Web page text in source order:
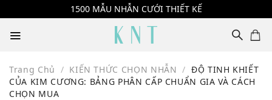
to
content
1500 MẪU NHẪN CƯỚI THIẾT KẾ
Trang Chủ / KIẾN THỨC CHỌN NHẪN / ĐỘ TINH KHIẾT
CỦA KIM CƯƠNG: BẢNG PHÂN CẤP CHUẨN GIA VÀ CÁCH
CHỌN MUA